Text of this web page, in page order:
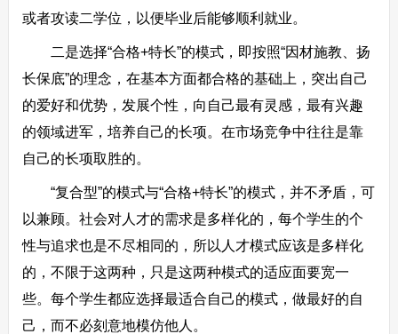
或者攻读二学位，以便毕业后能够顺利就业。
二是选择“合格+特长”的模式，即按照“因材施教、扬
长保底”的理念，在基本方面都合格的基础上，突出自己
的爱好和优势，发展个性，向自己最有灵感，最有兴趣
的领域进军，培养自己的长项。在市场竞争中往往是靠
自己的长项取胜的。
“复合型”的模式与“合格+特长”的模式，并不矛盾，可
以兼顾。社会对人才的需求是多样化的，每个学生的个
性与追求也是不尽相同的，所以人才模式应该是多样化
的，不限于这两种，只是这两种模式的适应面要宽一
些。每个学生都应选择最适合自己的模式，做最好的自
己，而不必刻意地模仿他人。